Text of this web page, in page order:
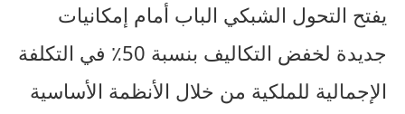
يفتح التحول الشبكي الباب أمام إمكانيات
جديدة لخفض التكاليف بنسبة 50٪ في التكلفة
الإجمالية للملكية من خلال الأنظمة الأساسية